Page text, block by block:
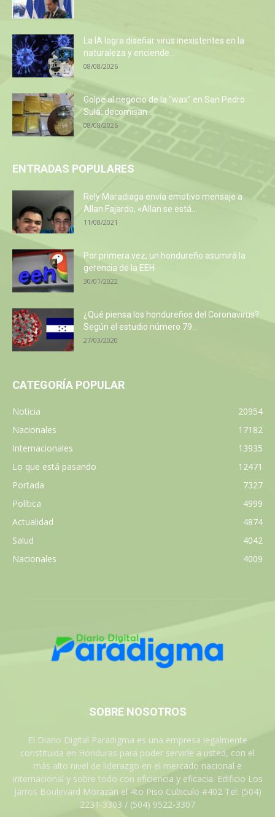
La IA logra diseñar virus inexistentes en la
naturaleza y enciende...
08/08/2026
Golpe al negocio de la “wax” en San Pedro
Sula: decomisan...
08/08/2026
ENTRADAS POPULARES
Rely Maradiaga envía emotivo mensaje a
Allan Fajardo, «Allan se está...
11/08/2021
Por primera vez, un hondureño asumirá la
gerencia de la EEH
30/01/2022
¿Qué piensa los hondureños del Coronavirus?
Según el estudio número 79...
27/03/2020
CATEGORÍA POPULAR
Noticia
20954
Nacionales
17182
Internacionales
13935
Lo que está pasando
12471
Portada
7327
Política
4999
Actualidad
4874
Salud
4042
Nacionales
4009
SOBRE NOSOTROS
El Diario Digital Paradigma es una empresa legalmente
constituida en Honduras para poder servirle a usted, con el
más alto nivel de liderazgo en el mercado nacional e
internacional y sobre todo con eficiencia y eficacia. Edificio Los
Jarros Boulevard Morazan el 4to Piso Cubiculo #402 Tel: (504)
2231-3303 / (504) 9522-3307